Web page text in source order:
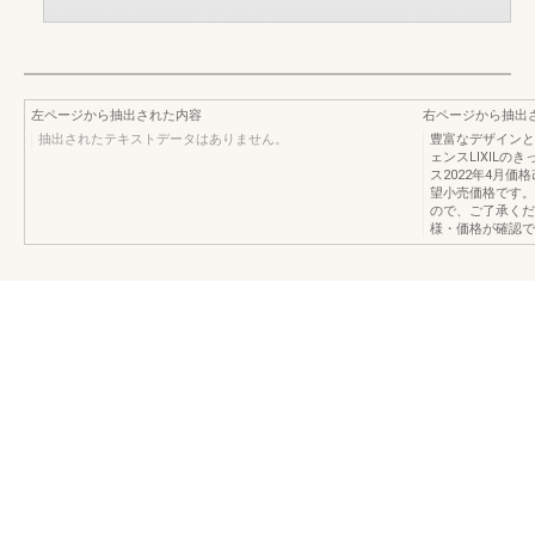
左ページから抽出された内容
抽出されたテキストデータはありません。
右ページから抽出
豊富なデザイン
ェンスLIXILのき
ス2022年4月価
望小売価格です
ので、ご了承く
様・価格が確認